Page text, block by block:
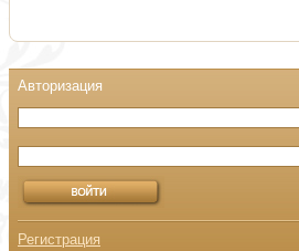
Регистрация